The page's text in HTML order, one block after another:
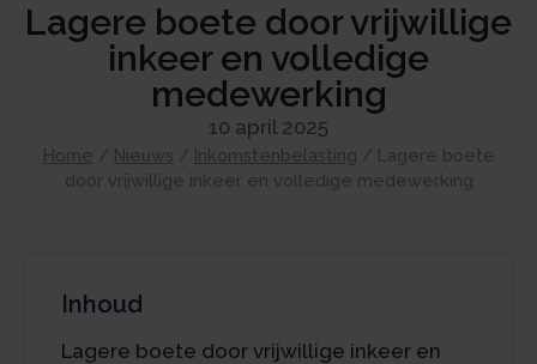
Lagere boete door vrijwillige
inkeer en volledige
medewerking
10 april 2025
Home / Nieuws / Inkomstenbelasting / Lagere boete
door vrijwillige inkeer en volledige medewerking
Inhoud
Lagere boete door vrijwillige inkeer en